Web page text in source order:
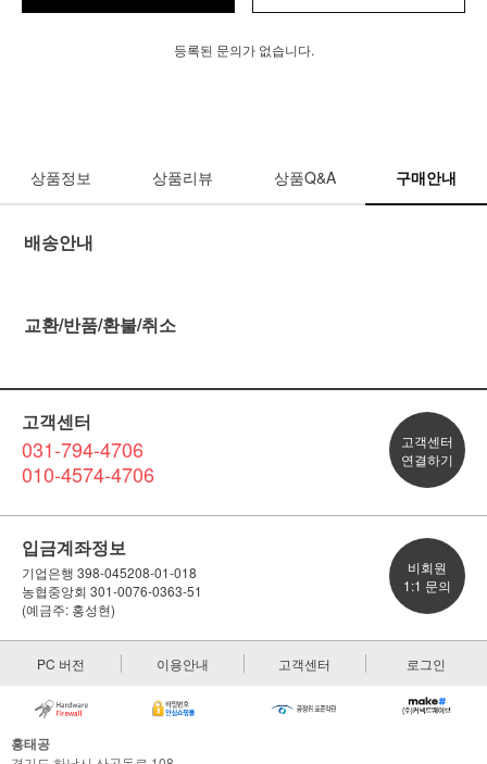
등록된 문의가 없습니다.
상품정보 상품리뷰 상품Q&A 구매안내
배송안내
교환/반품/환불/취소
고객센터
031-794-4706
010-4574-4706
고객센터
연결하기
입금계좌정보
기업은행 398-045208-01-018
농협중앙회 301-0076-0363-51
(예금주: 홍성현)
비회원
1:1 문의
PC 버전 이용안내 고객센터 로그인
홍태공